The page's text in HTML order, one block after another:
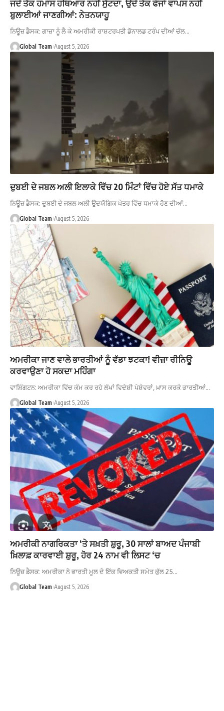
ਜਦੋਂ ਤੱਕ ਹਮਾਸ ਹਥਿਆਰ ਨਹੀਂ ਸੁੱਟਦਾ, ਉਦੋਂ ਤੱਕ ਫੌਜਾਂ ਵਾਪਸ ਨਹੀਂ
ਬੁਲਾਈਆਂ ਜਾਣਗੀਆਂ: ਨੇਤਨਯਾਹੂ
ਨਿਊਜ਼ ਡੈਸਕ: ਗਾਜ਼ਾ ਨੂੰ ਲੈ ਕੇ ਅਮਰੀਕੀ ਰਾਸ਼ਟਰਪਤੀ ਡੋਨਾਲਡ ਟਰੰਪ ਦੀਆਂ ਚੱਲ…
Global Team August 5, 2026
ਦੁਬਈ ਦੇ ਜਬਲ ਅਲੀ ਇਲਾਕੇ ਵਿੱਚ 20 ਮਿੰਟਾਂ ਵਿੱਚ ਹੋਏ ਸੱਤ ਧਮਾਕੇ
ਨਿਊਜ਼ ਡੈਸਕ: ਦੁਬਈ ਦੇ ਜਬਲ ਅਲੀ ਉਦਯੋਗਿਕ ਖੇਤਰ ਵਿੱਚ ਧਮਾਕੇ ਹੋਣ ਦੀਆਂ…
Global Team August 5, 2026
ਅਮਰੀਕਾ ਜਾਣ ਵਾਲੇ ਭਾਰਤੀਆਂ ਨੂੰ ਵੱਡਾ ਝਟਕਾ! ਵੀਜ਼ਾ ਰੀਨਿਊ
ਕਰਵਾਉਣਾ ਹੋ ਸਕਦਾ ਮਹਿੰਗਾ
ਵਾਸ਼ਿੰਗਟਨ: ਅਮਰੀਕਾ ਵਿੱਚ ਕੰਮ ਕਰ ਰਹੇ ਲੱਖਾਂ ਵਿਦੇਸ਼ੀ ਪੇਸ਼ੇਵਰਾਂ, ਖ਼ਾਸ ਕਰਕੇ ਭਾਰਤੀਆਂ…
Global Team August 5, 2026
ਅਮਰੀਕੀ ਨਾਗਰਿਕਤਾ ‘ਤੇ ਸਖ਼ਤੀ ਸ਼ੁਰੂ, 30 ਸਾਲਾਂ ਬਾਅਦ ਪੰਜਾਬੀ
ਖ਼ਿਲਾਫ਼ ਕਾਰਵਾਈ ਸ਼ੁਰੂ, ਹੋਰ 24 ਨਾਮ ਵੀ ਲਿਸਟ ‘ਚ
ਨਿਊਜ਼ ਡੈਸਕ: ਅਮਰੀਕਾ ਨੇ ਭਾਰਤੀ ਮੂਲ ਦੇ ਇੱਕ ਵਿਅਕਤੀ ਸਮੇਤ ਕੁੱਲ 25…
Global Team August 5, 2026